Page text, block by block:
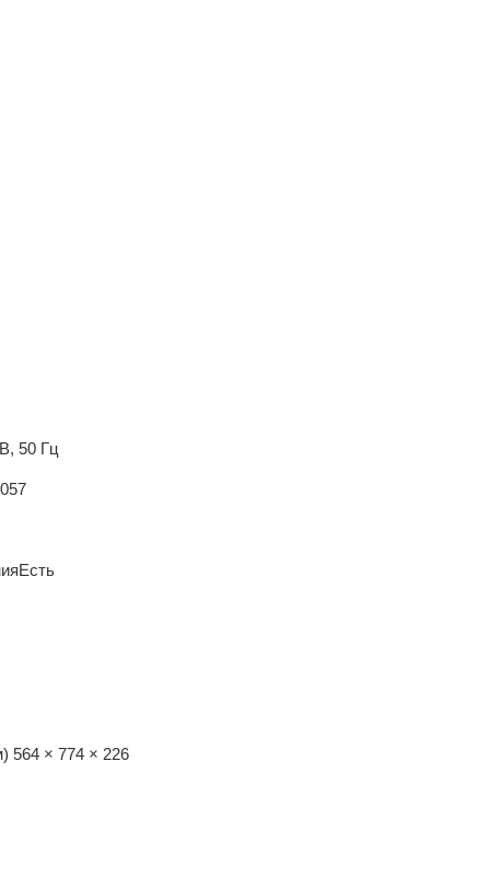
50 Гц
Есть
564 × 774 × 226